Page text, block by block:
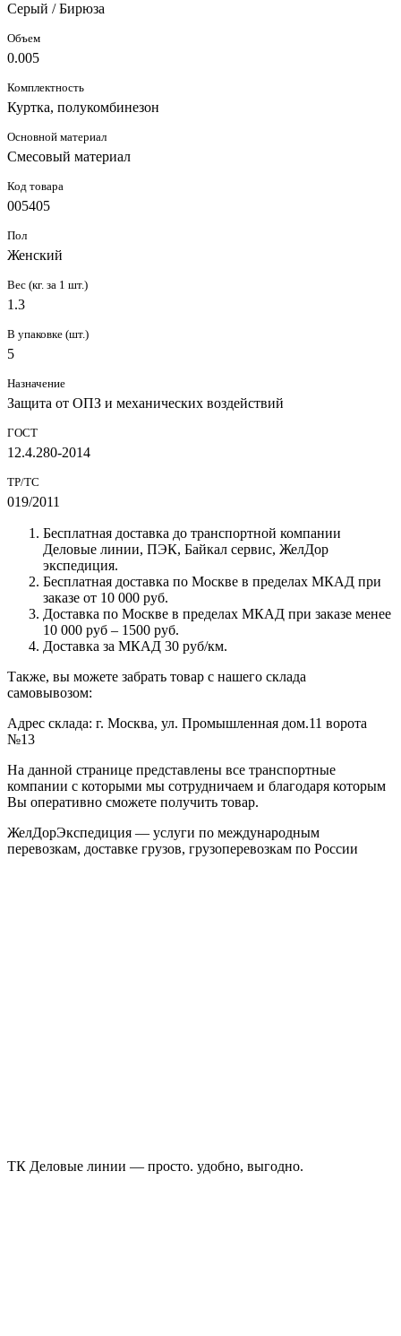
Серый / Бирюза
Объем
0.005
Комплектность
Куртка, полукомбинезон
Основной материал
Смесовый материал
Код товара
005405
Пол
Женский
Вес (кг. за 1 шт.)
1.3
В упаковке (шт.)
5
Назначение
Защита от ОПЗ и механических воздействий
ГОСТ
12.4.280-2014
ТР/ТС
019/2011
Бесплатная доставка до транспортной компании
Деловые линии, ПЭК, Байкал сервис, ЖелДор
экспедиция.
Бесплатная доставка по Москве в пределах МКАД при
заказе от 10 000 руб.
Доставка по Москве в пределах МКАД при заказе менее
10 000 руб – 1500 руб.
Доставка за МКАД 30 руб/км.
Также, вы можете забрать товар с нашего склада
самовывозом:
Адрес склада: г. Москва, ул. Промышленная дом.11 ворота
№13
На данной странице представлены все транспортные
компании с которыми мы сотрудничаем и благодаря которым
Вы оперативно сможете получить товар.
ЖелДорЭкспедиция — услуги по международным
перевозкам, доставке грузов, грузоперевозкам по России
ТК Деловые линии — просто. удобно, выгодно.